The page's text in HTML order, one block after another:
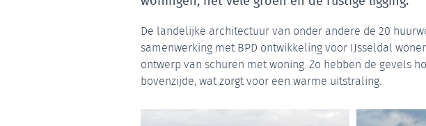
De landelijke architectuur van onder andere de 20
samenwerking met BPD ontwikkeling voor IJsseldal
ontwerp van schuren met woning. Zo hebben de gevels
bovenzijde, wat zorgt voor een warme uitstraling.